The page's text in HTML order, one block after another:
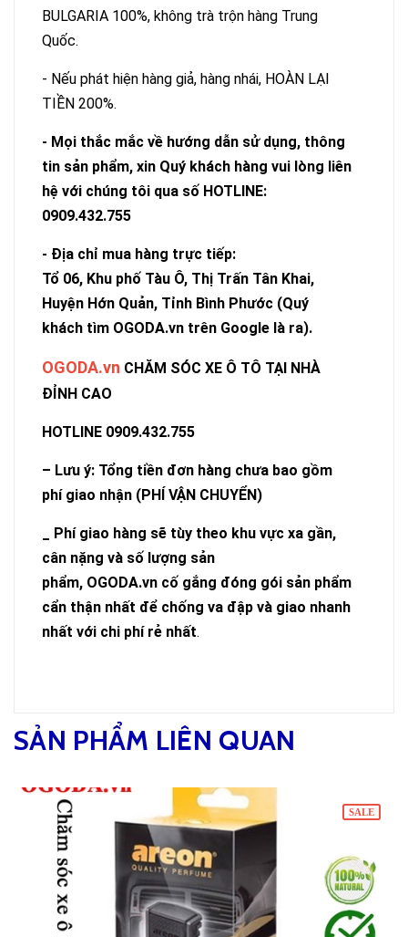
BULGARIA 100%, không trà trộn hàng Trung
Quốc.
- Nếu phát hiện hàng giả, hàng nhái, HOÀN LẠI
TIỀN 200%.
- Mọi thắc mắc về hướng dẫn sử dụng, thông
tin sản phẩm, xin Quý khách hàng vui lòng liên
hệ với chúng tôi qua số HOTLINE:
0909.432.755
- Địa chỉ mua hàng trực tiếp:
Tổ 06, Khu phố Tàu Ô, Thị Trấn Tân Khai,
Huyện Hớn Quản, Tỉnh Bình Phước (Quý
khách tìm OGODA.vn trên Google là ra).
OGODA.vn CHĂM SÓC XE Ô TÔ TẠI NHÀ
ĐỈNH CAO
HOTLINE 0909.432.755
– Lưu ý: Tổng tiền đơn hàng chưa bao gồm
phí giao nhận (PHÍ VẬN CHUYỂN)
_ Phí giao hàng sẽ tùy theo khu vực xa gần,
cân nặng và số lượng sản
phẩm, OGODA.vn cố gắng đóng gói sản phẩm
cẩn thận nhất để chống va đập và giao nhanh
nhất với chi phí rẻ nhất.
SẢN PHẨM LIÊN QUAN
SALE